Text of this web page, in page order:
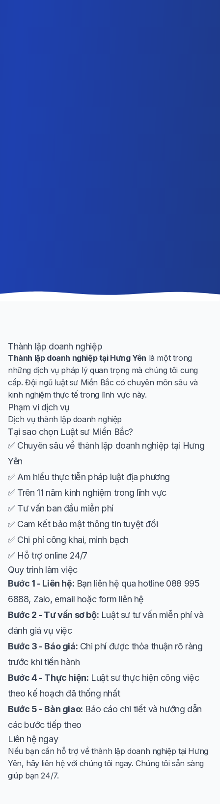
Thành lập doanh nghiệp
Thành lập doanh nghiệp tại Hưng Yên là một trong
những dịch vụ pháp lý quan trọng mà chúng tôi cung
cấp. Đội ngũ luật sư Miền Bắc có chuyên môn sâu và
kinh nghiệm thực tế trong lĩnh vực này.
Phạm vi dịch vụ
Dịch vụ thành lập doanh nghiệp
Tại sao chọn Luật sư Miền Bắc?
✅ Chuyên sâu về thành lập doanh nghiệp tại Hưng
Yên
✅ Am hiểu thực tiễn pháp luật địa phương
✅ Trên 11 năm kinh nghiệm trong lĩnh vực
✅ Tư vấn ban đầu miễn phí
✅ Cam kết bảo mật thông tin tuyệt đối
✅ Chi phí công khai, minh bạch
✅ Hỗ trợ online 24/7
Quy trình làm việc
Bước 1 - Liên hệ: Bạn liên hệ qua hotline 088 995
6888, Zalo, email hoặc form liên hệ
Bước 2 - Tư vấn sơ bộ: Luật sư tư vấn miễn phí và
đánh giá vụ việc
Bước 3 - Báo giá: Chi phí được thỏa thuận rõ ràng
trước khi tiến hành
Bước 4 - Thực hiện: Luật sư thực hiện công việc
theo kế hoạch đã thống nhất
Bước 5 - Bàn giao: Báo cáo chi tiết và hướng dẫn
các bước tiếp theo
Liên hệ ngay
Nếu bạn cần hỗ trợ về thành lập doanh nghiệp tại Hưng
Yên, hãy liên hệ với chúng tôi ngay. Chúng tôi sẵn sàng
giúp bạn 24/7.